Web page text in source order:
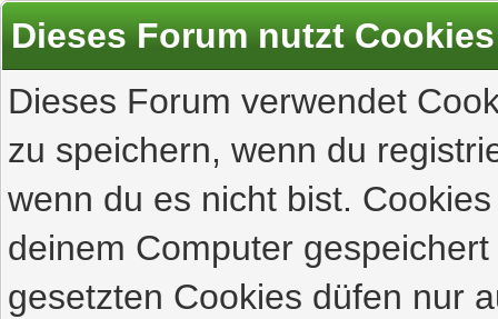
Dieses Forum nutzt Cookies
Dieses Forum verwendet
zu speichern, wenn du
wenn du es nicht bist.
deinem Computer
gesetzten Cookies düfen nur